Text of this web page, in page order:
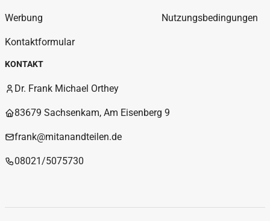
Werbung
Kontaktformular
Nutzungsbedingungen
KONTAKT
Dr. Frank Michael Orthey
83679 Sachsenkam, Am Eisenberg 9
frank@mitanandteilen.de
08021/5075730